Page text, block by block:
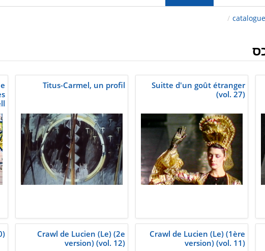
/
Suitte d'un goût étranger
(vol. 27)
Titus-Carmel, un profil
Crawl de Lucien (Le) (1ère
version) (vol. 11)
Crawl de Lucien (Le) (2e
version) (vol. 12)